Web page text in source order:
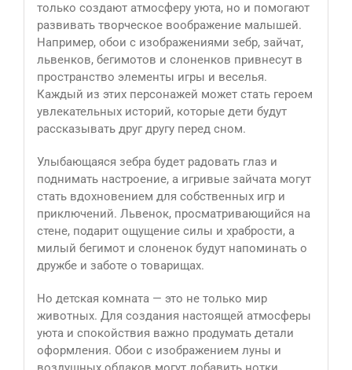
только создают атмосферу уюта, но и помогают
развивать творческое воображение малышей.
Например, обои с изображениями зебр, зайчат,
львенков, бегимотов и слоненков привнесут в
пространство элементы игры и веселья.
Каждый из этих персонажей может стать героем
увлекательных историй, которые дети будут
рассказывать друг другу перед сном.
Улыбающаяся зебра будет радовать глаз и
поднимать настроение, а игривые зайчата могут
стать вдохновением для собственных игр и
приключений. Львенок, просматривающийся на
стене, подарит ощущение силы и храбрости, а
милый бегимот и слоненок будут напоминать о
дружбе и заботе о товарищах.
Но детская комната — это не только мир
животных. Для создания настоящей атмосферы
уюта и спокойствия важно продумать детали
оформления. Обои с изображением луны и